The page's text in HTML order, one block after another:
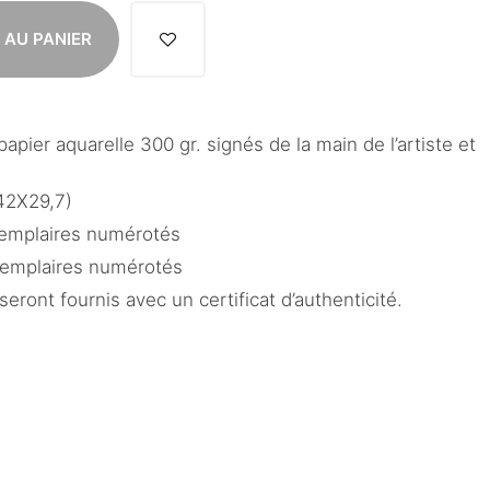
PANIER
aquarelle 300 gr. signés de la main de l’artiste et
numérotés
numérotés
fournis avec un certificat d’authenticité.